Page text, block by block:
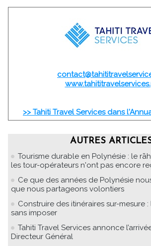
>> Tahiti Travel Services dans
AUTRES
Tourisme durable en Polynésie : le
les tour-opérateurs n'ont pas encore
Ce que des années de Polynésie
que nous partageons volontiers
Construire des itinéraires sur-mesure
sans imposer
Tahiti Travel Services annonce
Directeur Général